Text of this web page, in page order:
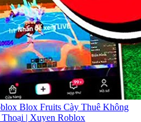
Blox Fruits Cày Thuê Không
| Xuyen Roblox